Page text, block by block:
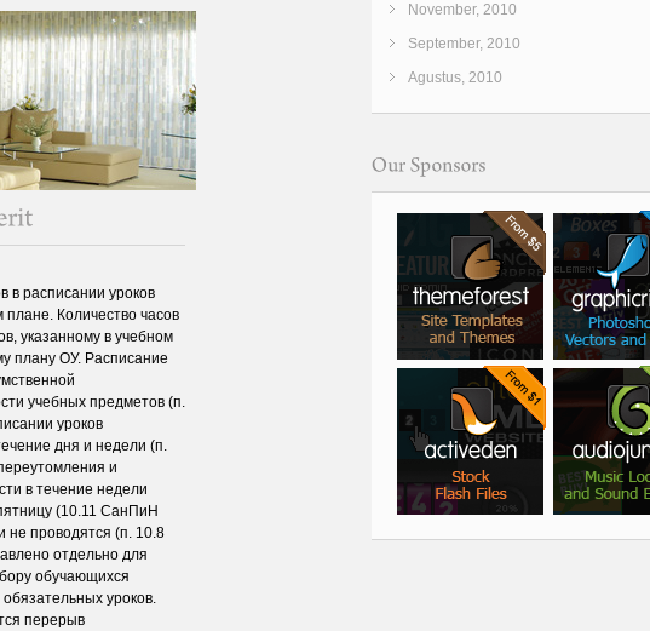
расписании уроков
Количество часов
указанному в учебном
плану ОУ. Расписание
учебных предметов (п.
уроков
дня и недели (п.
и
в течение недели
(10.11 СанПиН
не проводятся (п. 10.8
отдельно для
обучающихся
уроков.
перерыв
November, 2010
September, 2010
Agustus, 2010